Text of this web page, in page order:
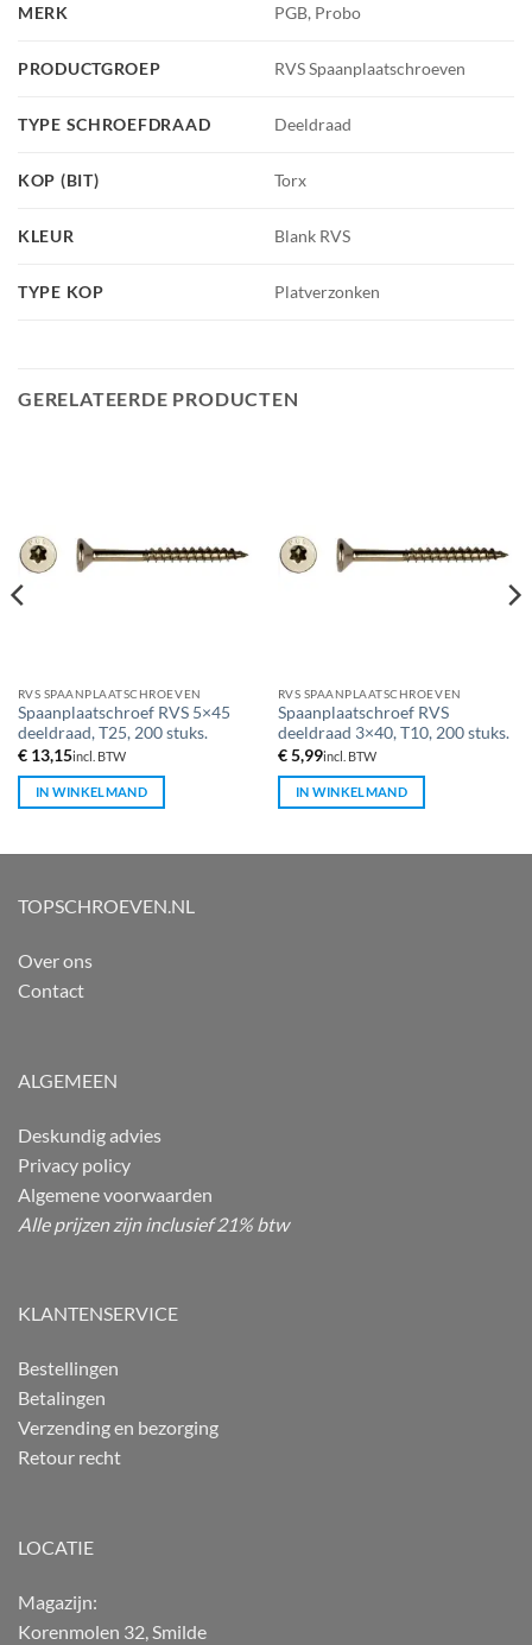
MERK PGB, Probo
PRODUCTGROEP RVS Spaanplaatschroeven
TYPE SCHROEFDRAAD Deeldraad
KOP (BIT) Torx
KLEUR Blank RVS
TYPE KOP Platverzonken
GERELATEERDE PRODUCTEN
RVS SPAANPLAATSCHROEVEN
Spaanplaatschroef RVS 5×45
deeldraad, T25, 200 stuks.
€13,15incl. BTW
IN WINKELMAND
RVS SPAANPLAATSCHROEVEN
Spaanplaatschroef RVS
deeldraad 3×40, T10, 200 stuks.
€5,99incl. BTW
IN WINKELMAND
TOPSCHROEVEN.NL
Over ons
Contact
ALGEMEEN
Deskundig advies
Privacy policy
Algemene voorwaarden
Alle prijzen zijn inclusief 21% btw
KLANTENSERVICE
Bestellingen
Betalingen
Verzending en bezorging
Retour recht
LOCATIE
Magazijn:
Korenmolen 32, Smilde